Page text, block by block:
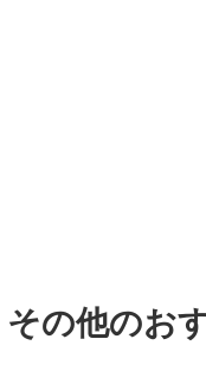
の他のお